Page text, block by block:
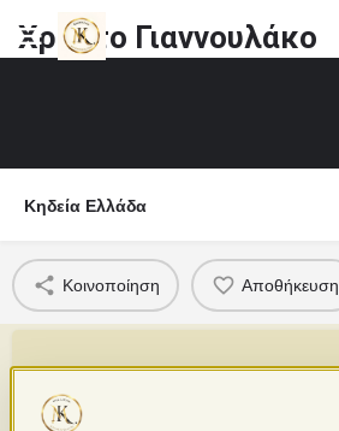
Χρήστο Γιαννουλάκο
Κηδεία Ελλάδα
Κοινοποίηση Αποθήκευση